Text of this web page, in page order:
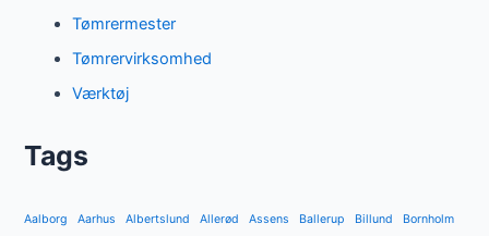
Tømrermester
Tømrervirksomhed
Værktøj
Tags
Aalborg Aarhus Albertslund Allerød Assens Ballerup Billund Bornholm